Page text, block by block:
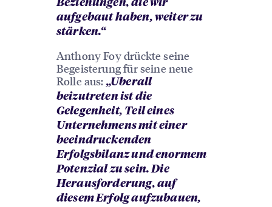
Beziehungen, die wir
aufgebaut haben, weiter zu
stärken.“
Anthony Foy drückte seine
Begeisterung für seine neue
Rolle aus: „Uberall
beizutreten ist die
Gelegenheit, Teil eines
Unternehmens mit einer
beeindruckenden
Erfolgsbilanz und enormem
Potenzial zu sein. Die
Herausforderung, auf
diesem Erfolg aufzubauen,